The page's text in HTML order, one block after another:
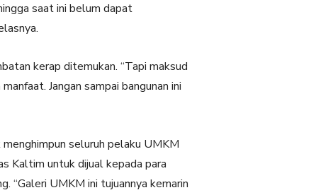
saat ini belum dapat
kerap ditemukan. “Tapi maksud
Jangan sampai bangunan ini
seluruh pelaku UMKM
Kaltim untuk dijual kepada para
“Galeri UMKM ini tujuannya kemarin